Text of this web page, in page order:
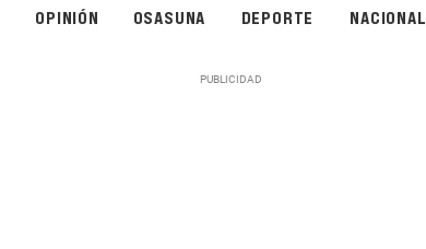
OPINIÓN OSASUNA DEPORTE NACIONAL